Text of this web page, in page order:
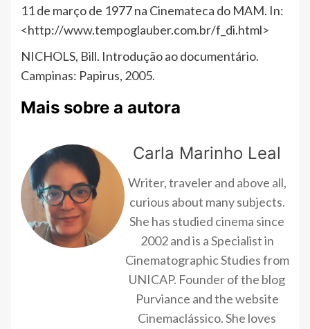
11 de março de 1977 na Cinemateca do MAM. In:
<http://www.tempoglauber.com.br/f_di.html>
NICHOLS, Bill. Introdução ao documentário.
Campinas: Papirus, 2005.
Mais sobre a autora
Carla Marinho Leal
Writer, traveler and above all,
curious about many subjects.
She has studied cinema since
2002 and is a Specialist in
Cinematographic Studies from
UNICAP. Founder of the blog
Purviance and the website
Cinemaclássico. She loves